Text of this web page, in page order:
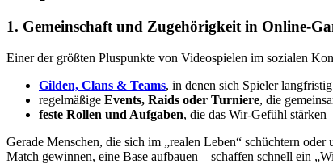
1. Gemeinschaft und Zugehörigkeit in Online-
Einer der größten Pluspunkte von Videospielen im sozialen
Gilden, Clans & Teams, in denen sich Spieler
regelmäßige Events, Raids oder Turniere, die
feste Rollen und Aufgaben, die das Wir-Gefühl stärken
Gerade Menschen, die sich im „realen Leben“ schüchtern
Match gewinnen, eine Base aufbauen – schaffen schnell ein